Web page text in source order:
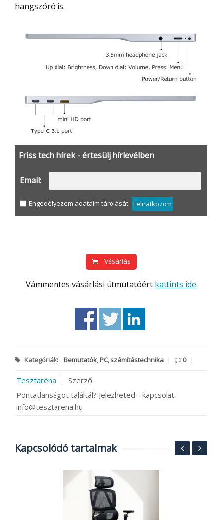
hangszóró is.
Friss tech hírek - értesülj hírlevélben
Email:
Engedélyezem adataim tárolását Feliratkozom
Vásárlás
Vámmentes vásárlási útmutatóért kattints ide
Kategóriák: Bemutatók,PC, számítástechnika | 0 |
Tesztaréna
Szerző
Pontatlanságot találtál? Jelezheted - kapcsolat:
info@tesztarena.hu
Kapcsolódó tartalmak